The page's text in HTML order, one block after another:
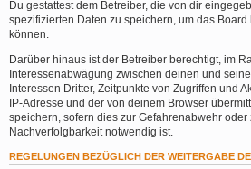
Du gestattest dem Betreiber, die von dir
spezifizierten Daten zu speichern, um das
können.
Darüber hinaus ist der Betreiber berechtigt, im
Interessenabwägung zwischen deinen und
Interessen Dritter, Zeitpunkte von Zugriffen und
IP-Adresse und der von deinem Browser
speichern, sofern dies zur Gefahrenabwehr oder
Nachverfolgbarkeit notwendig ist.
REGELUNGEN BEZÜGLICH DER WEITERGABE